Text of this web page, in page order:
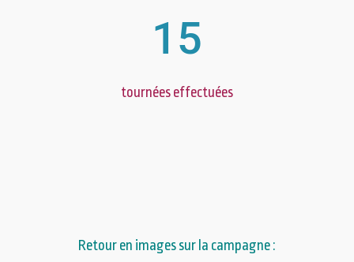
15
tournées effectuées
Retour en images sur la campagne :